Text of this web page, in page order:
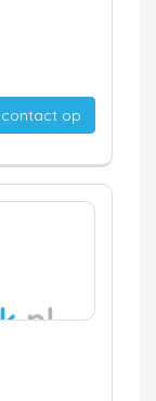
contact op